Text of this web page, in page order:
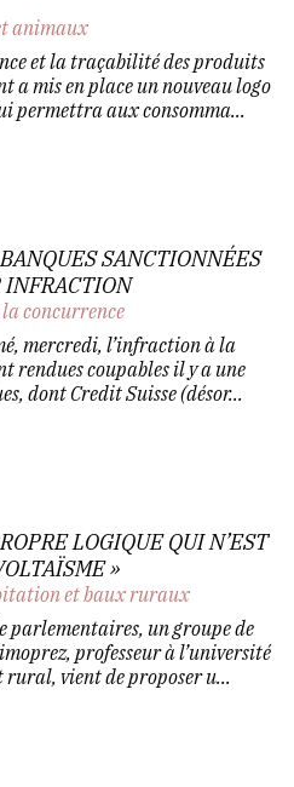
animaux
et la traçabilité des produits
a mis en place un nouveau logo
permettra aux consomma...
SANCTIONNÉES
INFRACTION
concurrence
mercredi, l’infraction à la
rendues coupables il y a une
dont Credit Suisse (désor...
LOGIQUE QUI N’EST
»
et baux ruraux
parlementaires, un groupe de
professeur à l’université
vient de proposer u...